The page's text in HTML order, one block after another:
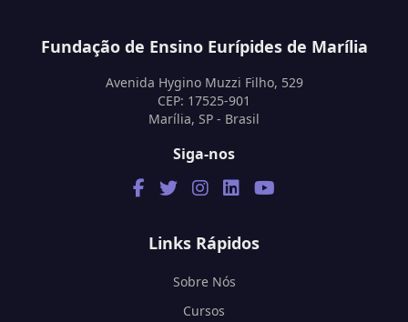
Fundação de Ensino Eurípides de Marília
Avenida Hygino Muzzi Filho, 529
CEP: 17525-901
Marília, SP - Brasil
Siga-nos
Links Rápidos
Sobre Nós
Cursos